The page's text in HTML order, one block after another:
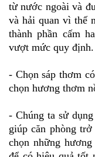
từ nước ngoài và
và hải quan vì thế
thành phần cấm
vượt mức quy định.
- Chọn sáp thơm
chọn hương thơm
- Chúng ta sử
giúp căn phòng
chọn những